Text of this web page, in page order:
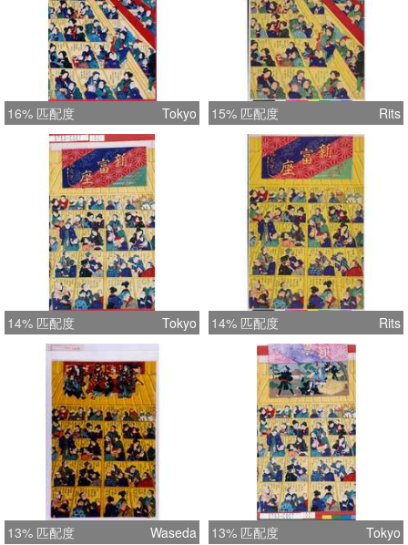
16% 匹配度 Tokyo 15% 匹配度 Rits
14% 匹配度 Tokyo 14% 匹配度 Rits
13% 匹配度 Waseda 13% 匹配度 Tokyo